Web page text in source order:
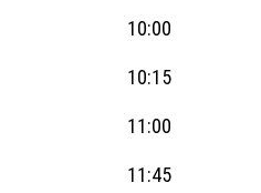
10:00
10:15
11:00
11:45 Proč